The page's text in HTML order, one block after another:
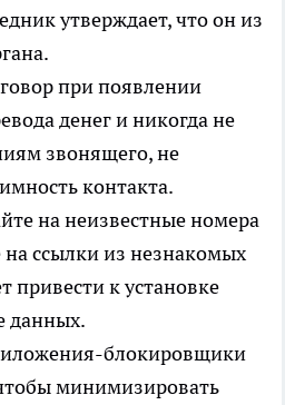
утверждает, что он из
при появлении
денег и никогда не
звонящего, не
контакта.
на неизвестные номера
ссылки из незнакомых
привести к установке
данных.
блокировщики
минимизировать